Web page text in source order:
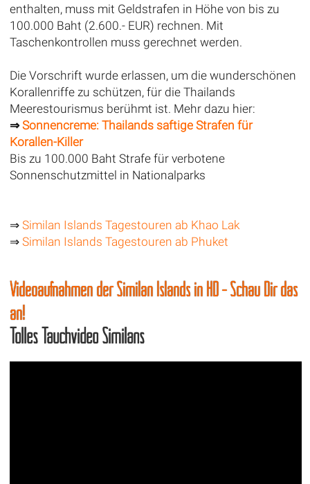
enthalten, muss mit Geldstrafen in Höhe von bis zu
100.000 Baht (2.600.- EUR) rechnen. Mit
Taschenkontrollen muss gerechnet werden.
Die Vorschrift wurde erlassen, um die wunderschönen
Korallenriffe zu schützen, für die Thailands
Meerestourismus berühmt ist. Mehr dazu hier:
⇒Sonnencreme: Thailands saftige Strafen für
Korallen-Killer
Bis zu 100.000 Baht Strafe für verbotene
Sonnenschutzmittel in Nationalparks
⇒ Similan Islands Tagestouren ab Khao Lak
⇒ Similan Islands Tagestouren ab Phuket
Videoaufnahmen der Similan Islands in HD - Schau Dir das
an!
Tolles Tauchvideo Similans